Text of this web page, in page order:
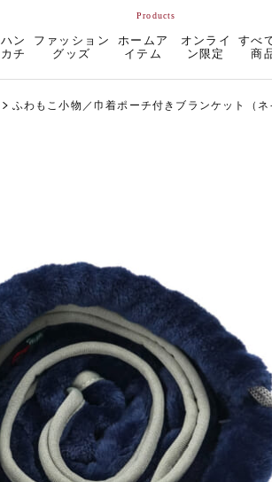
ハン
カチ
ファッション
グッズ
ホームア
イテム
オンライ
ン限定
すべ
商
ふわもこ小物／巾着ポーチ付きブランケット（ネ